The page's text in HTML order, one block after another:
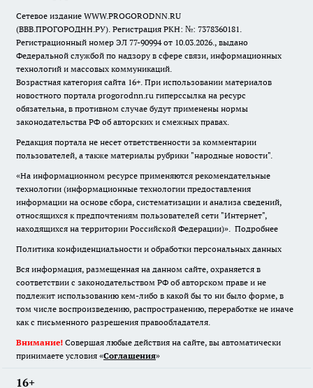
Сетевое издание WWW.PROGORODNN.RU
(ВВВ.ПРОГОРОДНН.РУ). Регистрация РКН: №: 7378360181.
Регистрационный номер ЭЛ 77-90994 от 10.03.2026., выдано
Федеральной службой по надзору в сфере связи, информационных
технологий и массовых коммуникаций.
Возрастная категория сайта 16+. При использовании материалов
новостного портала progorodnn.ru гиперссылка на ресурс
обязательна, в противном случае будут применены нормы
законодательства РФ об авторских и смежных правах.
Редакция портала не несет ответственности за комментарии
пользователей, а также материалы рубрики "народные новости".
«На информационном ресурсе применяются рекомендательные
технологии (информационные технологии предоставления
информации на основе сбора, систематизации и анализа сведений,
относящихся к предпочтениям пользователей сети "Интернет",
находящихся на территории Российской Федерации)». Подробнее
Политика конфиденциальности и обработки персональных данных
Вся информация, размещенная на данном сайте, охраняется в
соответствии с законодательством РФ об авторском праве и не
подлежит использованию кем-либо в какой бы то ни было форме, в
том числе воспроизведению, распространению, переработке не иначе
как с письменного разрешения правообладателя.
Внимание! Совершая любые действия на сайте, вы автоматически
принимаете условия «Cоглашения»
16+